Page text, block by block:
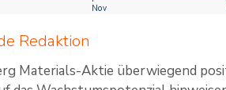
Redaktion
Materials-Aktie überwiegend